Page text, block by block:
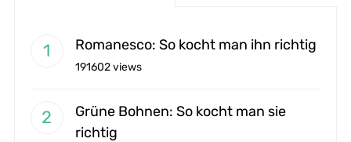
Romanesco: So kocht man ihn richtig
191602 views
Grüne Bohnen: So kocht man sie
richtig